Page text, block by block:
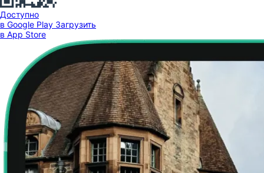
Доступно
в Google Play Загрузить
в App Store